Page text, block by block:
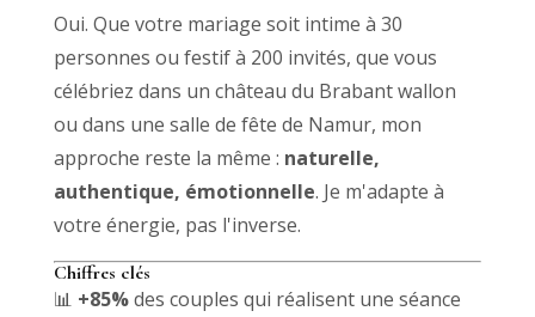
Oui. Que votre mariage soit intime à 30
personnes ou festif à 200 invités, que vous
célébriez dans un château du Brabant wallon
ou dans une salle de fête de Namur, mon
approche reste la même : naturelle,
authentique, émotionnelle. Je m'adapte à
votre énergie, pas l'inverse.
Chiffres clés
📊 +85%des couples qui réalisent une séance